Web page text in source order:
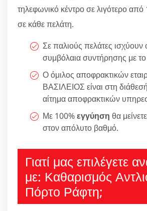
τηλεφωνικό κέντρο σε λιγότερο
σε κάθε πελάτη.
Σε παλιούς πελάτες ισχύουν
συμβόλαια συντήρησης με
Ο όμιλος αποφρακτικών
ΒΑΣΙΛΕΙΟΣ είναι στη
αίτημα αποφρακτικών
Με 100%εγγύηση θα
στον απόλυτο βαθμό.
Γιατί μας επιλέγετε
με: Καθαρισμός
Πόρτο Ράφτη;